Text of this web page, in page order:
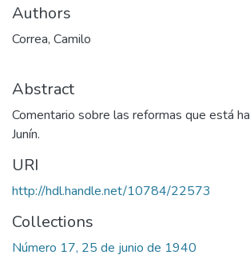
Authors
Correa, Camilo
Abstract
Comentario sobre las reformas que está
Junín.
URI
http://hdl.handle.net/10784/22573
Collections
Número 17, 25 de junio de 1940